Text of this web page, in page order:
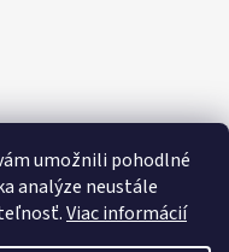
umožnili pohodlné
analýze neustále
Viac informácií
agentúra Consultee